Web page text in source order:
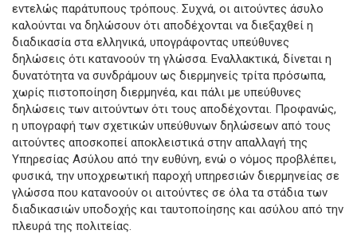
εντελώς παράτυπους τρόπους. Συχνά, οι αιτούντες άσυλο
καλούνται να δηλώσουν ότι αποδέχονται να διεξαχθεί η
διαδικασία στα ελληνικά, υπογράφοντας υπεύθυνες
δηλώσεις ότι κατανοούν τη γλώσσα. Εναλλακτικά, δίνεται η
δυνατότητα να συνδράμουν ως διερμηνείς τρίτα πρόσωπα,
χωρίς πιστοποίηση διερμηνέα, και πάλι με υπεύθυνες
δηλώσεις των αιτούντων ότι τους αποδέχονται. Προφανώς,
η υπογραφή των σχετικών υπεύθυνων δηλώσεων από τους
αιτούντες αποσκοπεί αποκλειστικά στην απαλλαγή της
Υπηρεσίας Ασύλου από την ευθύνη, ενώ ο νόμος προβλέπει,
φυσικά, την υποχρεωτική παροχή υπηρεσιών διερμηνείας σε
γλώσσα που κατανοούν οι αιτούντες σε όλα τα στάδια των
διαδικασιών υποδοχής και ταυτοποίησης και ασύλου από την
πλευρά της πολιτείας.